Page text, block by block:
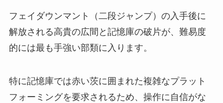
フェイダウンマント（二段ジャンプ）の入手後に
解放される高貴の広間と記憶庫の破片が、難易度
的には最も手強い部類に入ります。
特に記憶庫では赤い茨に囲まれた複雑なプラット
フォーミングを要求されるため、操作に自信がな